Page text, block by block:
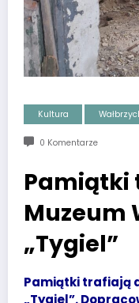
Kultura
0 Komentarze
Pamiątki
Muzeum
„Tygiel”
Pamiątki trafiają